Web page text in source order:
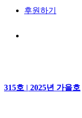
후원하기
315호 | 2025년 가을호